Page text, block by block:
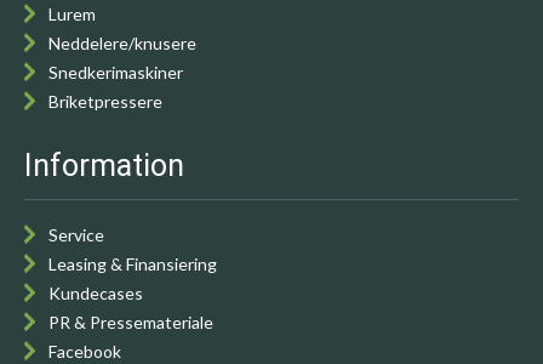
Lurem
Neddelere/knusere
Snedkerimaskiner
Briketpressere
Information
Service
Leasing & Finansiering
Kundecases
PR & Pressemateriale
Facebook